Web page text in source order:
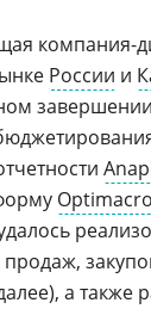
компания-
России и
а также